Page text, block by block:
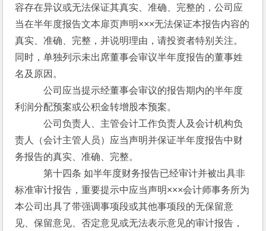
容存在异议或无法保证其真实、准确、完整的，公司应
当在半年度报告文本扉页声明×××无法保证本报告内容的
真实、准确、完整，并说明理由，请投资者特别关注。
同时，单独列示未出席董事会审议半年度报告的董事姓
名及原因。
公司应当提示经董事会审议的报告期内的半年度
利润分配预案或公积金转增股本预案。
公司负责人、主管会计工作负责人及会计机构负
责人（会计主管人员）应当声明并保证半年度报告中财
务报告的真实、准确、完整。
第十四条 如半年度财务报告已经审计并被出具非
标准审计报告，重要提示中应当声明×××会计师事务所为
本公司出具了带强调事项段或其他事项段的无保留意
见、保留意见、否定意见或无法表示意见的审计报告，